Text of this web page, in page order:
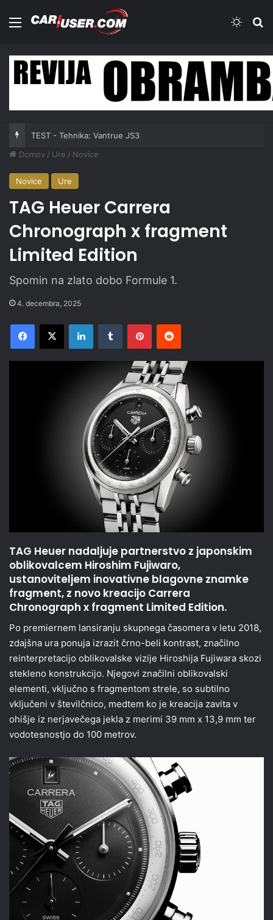
Meni
TEST - Tehnika: Vantrue JS3
Domov / Ure / Novice
Novice Ure
TAG Heuer Carrera
Chronograph x fragment
Limited Edition
Spomin na zlato dobo Formule 1.
4. decembra, 2025
Facebook
X LinkedInTumblr PinterestReddit
TAG Heuer nadaljuje partnerstvo z japonskim
oblikovalcem Hiroshim Fujiwaro,
ustanoviteljem inovativne blagovne znamke
fragment, z novo kreacijo Carrera
Chronograph x fragment Limited Edition.
Po premiernem lansiranju skupnega časomera v letu 2018,
zdajšna ura ponuja izrazit črno-beli kontrast, značilno
reinterpretacijo oblikovalske vizije Hiroshija Fujiwara skozi
stekleno konstrukcijo. Njegovi značilni oblikovalski
elementi, vključno s fragmentom strele, so subtilno
vključeni v številčnico, medtem ko je kreacija zavita v
ohišje iz nerjavečega jekla z merimi 39 mm x 13,9 mm ter
vodotesnostjo do 100 metrov.